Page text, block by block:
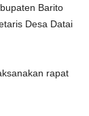
Barito
Desa Datai
rapat